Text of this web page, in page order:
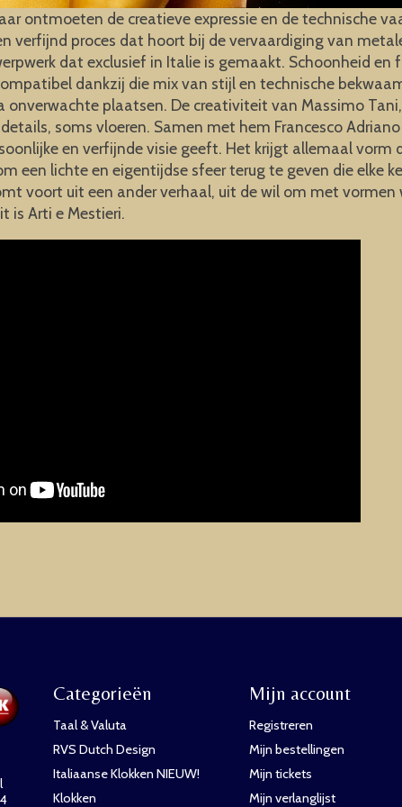
ontmoeten de creatieve expressie en de technische
verfijnd proces dat hoort bij de vervaardiging van
dat exclusief in Italie is gemaakt. Schoonheid
dankzij die mix van stijl en technische
onverwachte plaatsen. De creativiteit van Massimo
soms vloeren. Samen met hem Francesco
en verfijnde visie geeft. Het krijgt allemaal
een lichte en eigentijdse sfeer terug te geven die elke
voort uit een ander verhaal, uit de wil om met
is Arti e Mestieri.
Categorieën
Taal & Valuta
RVS Dutch Design
Italiaanse Klokken NIEUW!
Klokken
Mijn account
Registreren
Mijn bestellingen
Mijn tickets
Mijn verlanglijst